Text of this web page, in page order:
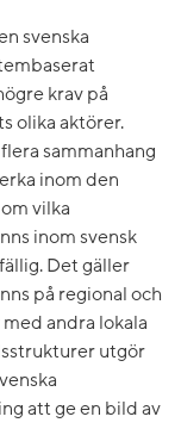
svenska
krav på
olika aktörer.
sammanhang
inom den
vilka
inom svensk
Det gäller
på regional och
andra lokala
utgör
att ge en bild av